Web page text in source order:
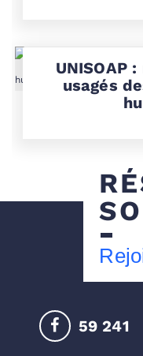
UNISOAP
usagés
59 964